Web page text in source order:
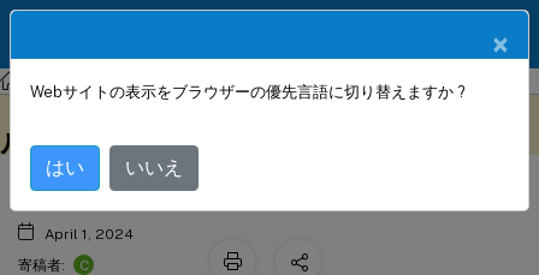
NetScaler Gateway NetScaler Gateway 14.1
Citrix 業務用モバイルアプリでモバイ
ルデバイスからのアクセスを許可する
April 1, 2024
寄稿者:
C
×
Webサイトの表示をブラウザーの優先言語に切り替えますか ?
はい いいえ